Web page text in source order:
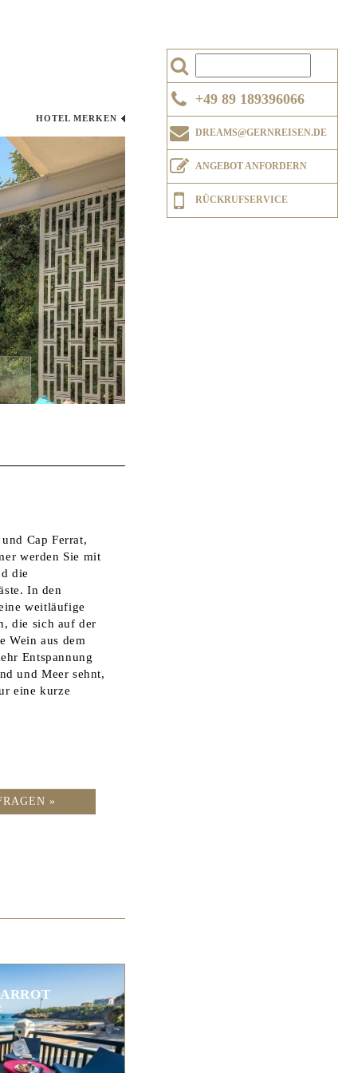
+49 89 189396066
DREAMS@GERNREISEN.DE
ANGEBOT ANFORDERN
RÜCKRUFSERVICE
HOTEL MERKEN
Cap Ferrat,
werden Sie mit
die
In den
weitläufige
die sich auf der
Wein aus dem
Entspannung
und Meer sehnt,
eine kurze
»